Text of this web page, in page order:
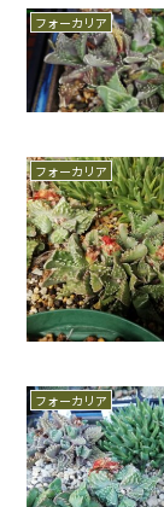
フォーカリア
フォーカリア
フォーカリア